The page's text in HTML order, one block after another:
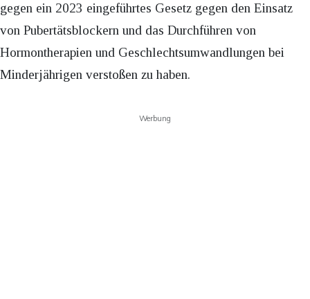
gegen ein 2023 eingeführtes Gesetz gegen den Einsatz
von Pubertätsblockern und das Durchführen von
Hormontherapien und Geschlechtsumwandlungen bei
Minderjährigen verstoßen zu haben.
Werbung